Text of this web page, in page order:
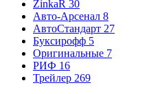
ZinkaR 30
Авто-Арсенал 8
АвтоСтандарт 27
Буксирофф 5
Оригинальные 7
РИФ 16
Трейлер 269